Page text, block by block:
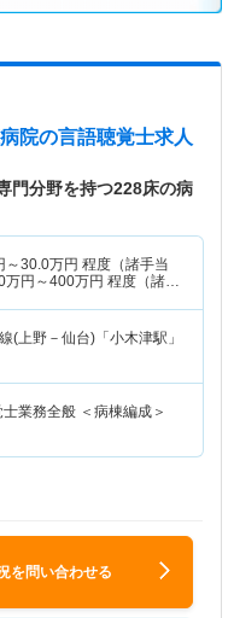
院の言語聴覚士求人
門分野を持つ228床の病
～30.0万円 程度（諸手当
万円～400万円 程度（諸手
(上野－仙台)「小木津駅」
＜病棟編成＞
を問い合わせる